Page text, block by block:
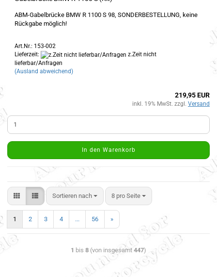
ABM-Gabelbrücke BMW R 1100 S 98, SONDERBESTELLUNG, keine
Rückgabe möglich!
Art.Nr.: 153-002
Lieferzeit:
z.Zeit nicht
lieferbar/Anfragen
(Ausland abweichend)
219,95 EUR
inkl. 19% MwSt. zzgl. Versand
In den Warenkorb
Sortieren nach 8 pro Seite
1 2 3 4 ... 56 »
1 bis 8 (von insgesamt 447)